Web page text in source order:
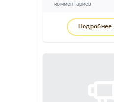
комментариев
Подробнее